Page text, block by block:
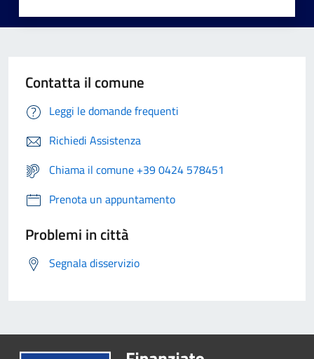
Contatta il comune
Leggi le domande frequenti
Richiedi Assistenza
Chiama il comune +39 0424 578451
Prenota un appuntamento
Problemi in città
Segnala disservizio